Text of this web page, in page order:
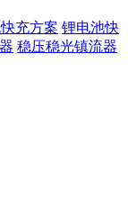
充方案 锂电池快
稳压稳光镇流器